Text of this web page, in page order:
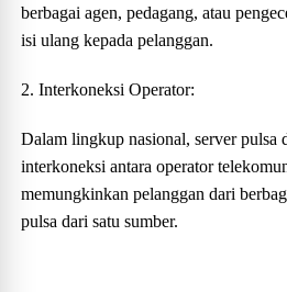
berbagai agen, pedagang, atau
isi ulang kepada pelanggan.
2. Interkoneksi Operator:
Dalam lingkup nasional, server pulsa
interkoneksi antara operator
memungkinkan pelanggan dari
pulsa dari satu sumber.